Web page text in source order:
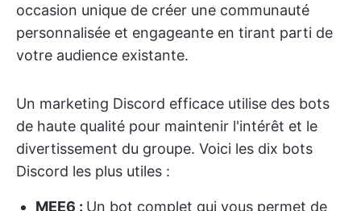
occasion unique de créer une communauté
personnalisée et engageante en tirant parti de
votre audience existante.
Un marketing Discord efficace utilise des bots
de haute qualité pour maintenir l'intérêt et le
divertissement du groupe. Voici les dix bots
Discord les plus utiles :
MEE6 : Un bot complet qui vous permet de